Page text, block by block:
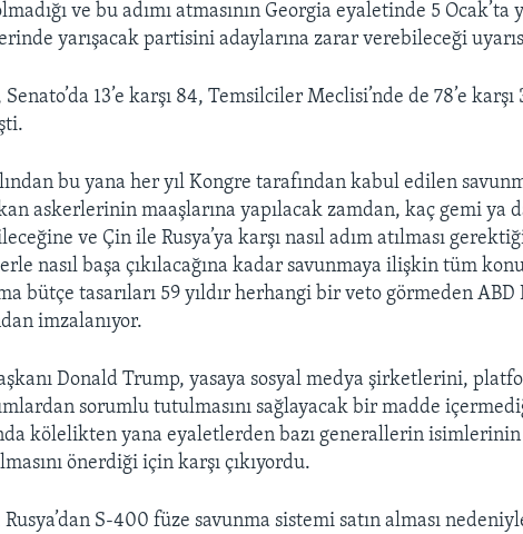
ve bu adımı atmasının Georgia eyaletinde 5 Ocak’ta
yarışacak partisini adaylarına zarar verebileceği
13’e karşı 84, Temsilciler Meclisi’nde de 78’e
bu yana her yıl Kongre tarafından kabul edilen
askerlerinin maaşlarına yapılacak zamdan, kaç gemi ya
ve Çin ile Rusya’ya karşı nasıl adım atılması
nasıl başa çıkılacağına kadar savunmaya ilişkin tüm
bütçe tasarıları 59 yıldır herhangi bir veto görmeden ABD
imzalanıyor.
Donald Trump, yasaya sosyal medya şirketlerini,
sorumlu tutulmasını sağlayacak bir madde
kölelikten yana eyaletlerden bazı generallerin
önerdiği için karşı çıkıyordu.
Rusya’dan S-400 füze savunma sistemi satın alması